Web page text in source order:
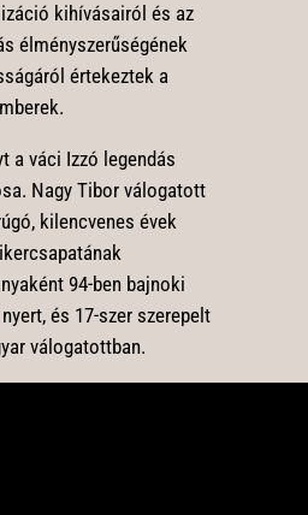
kihívásairól és az
élményszerűségének
értekeztek a
a váci Izzó legendás
Nagy Tibor válogatott
kilencvenes évek
94-ben bajnoki
és 17-szer szerepelt
válogatottban.